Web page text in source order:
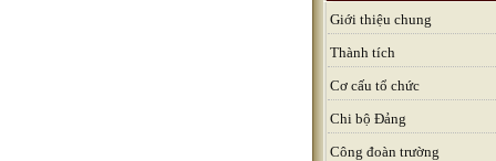
Giới thiệu chung
Thành tích
Cơ cấu tổ chức
Chi bộ Đảng
Công đoàn trường